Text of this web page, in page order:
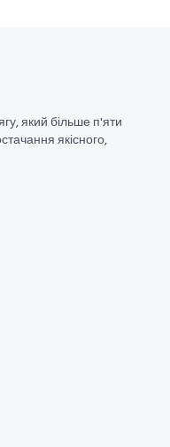
який більше п'яти
якісного,